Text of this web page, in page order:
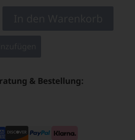
& Bestellung: